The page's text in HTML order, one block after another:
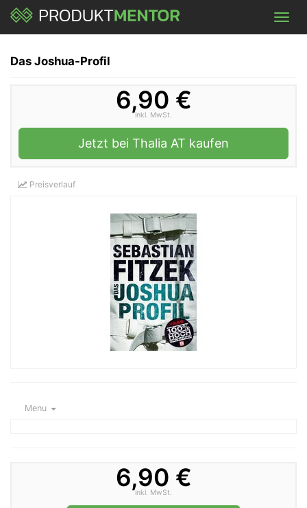
Skip
main
Das Joshua-Profil
6,90 €
inkl. MwSt.
Jetzt bei Thalia AT kaufen
Preisverlauf
Menu
6,90 €
inkl. MwSt.